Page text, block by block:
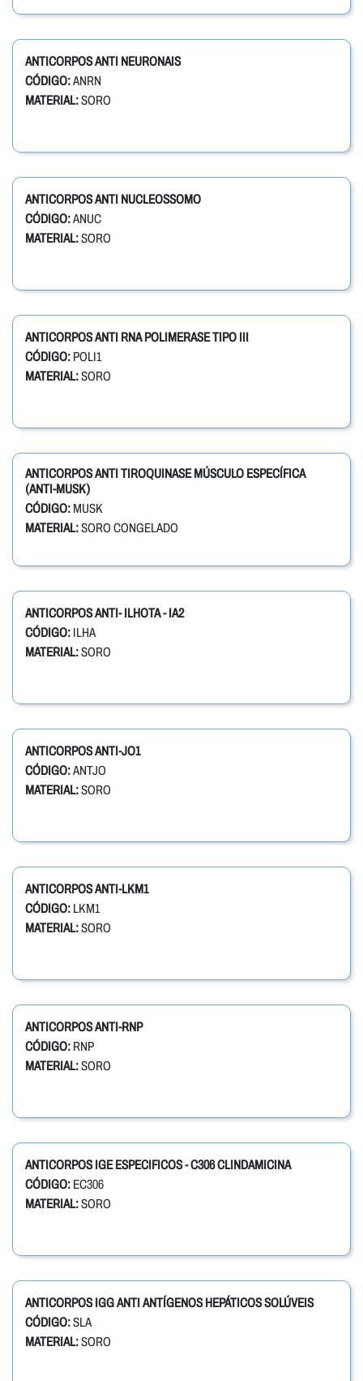
ANTICORPOS ANTI NEURONAIS
CÓDIGO:ANRN
MATERIAL:SORO
ANTICORPOS ANTI NUCLEOSSOMO
CÓDIGO:ANUC
MATERIAL:SORO
ANTICORPOS ANTI RNA POLIMERASE TIPO III
CÓDIGO: POLI1
MATERIAL:SORO
ANTICORPOS ANTI TIROQUINASE MÚSCULO ESPECÍFICA
(ANTI-MUSK)
CÓDIGO: MUSK
MATERIAL:SORO CONGELADO
ANTICORPOS ANTI- ILHOTA - IA2
CÓDIGO: ILHA
MATERIAL:SORO
ANTICORPOS ANTI-JO1
CÓDIGO:ANTJO
MATERIAL:SORO
ANTICORPOS ANTI-LKM1
CÓDIGO: LKM1
MATERIAL:SORO
ANTICORPOS ANTI-RNP
CÓDIGO: RNP
MATERIAL:SORO
ANTICORPOS IGE ESPECIFICOS - C306 CLINDAMICINA
CÓDIGO: EC306
MATERIAL:SORO
ANTICORPOS IGG ANTI ANTÍGENOS HEPÁTICOS SOLÚVEIS
CÓDIGO:SLA
MATERIAL:SORO